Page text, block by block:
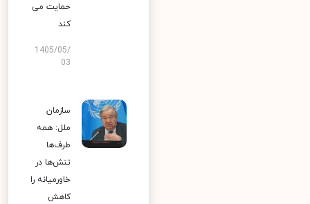
حمایت می
کند
1405/05/
03
سازمان
ملل: همه
طرف‌ها
تنش‌ها در
خاورمیانه را
کاهش